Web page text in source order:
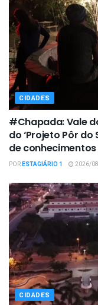
CIDADES
#Chapada: Vale
do ‘Projeto Pôr
de conhecimentos
PORESTAGIÁRIO 1 2026/
CIDADES